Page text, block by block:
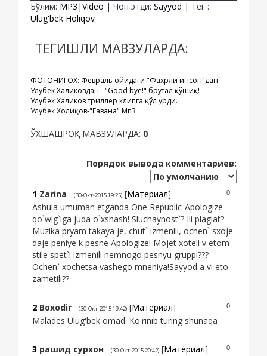
Бўлим: MP3|Video | Чоп этди: Sayyod | Тег :
Ulug'bek Holiqov
ТЕГИШЛИ МАВЗУЛАРДА:
ФОТОНИГОХ: Февраль ойидаги "Фахрли инсон"дан
Улуғбек Халиковдан - "Good bye!" брутал қўшиқ!
Улуғбек Халиков триллер клипга қўл урди.
Улуғбек Холиқов-"Гавана" Мп3
ЎХШАШРОҚ МАВЗУЛАРДА: 0
Порядок вывода комментариев:
0
1 Zarina (30-Окт-2015 19:25) [Материал]
Ashula umuman etganda One Republic-Apologize
qo`wig`iga juda o`xshash! Sluchaynost`? Ili plagiat?
Muzika pryam takaya je, chut` izmenili, ochen` sxoje
daje peniye k pesne Apologize! Mojet xoteli v etom
stile spet`i izmenili nemnogo pesnyu gruppi???
Ochen` xochetsa vashego mneniya!Sayyod a vi eto
zametili??
0
2 Boxodir (30-Окт-2015 19:42) [Материал]
Malades Ulug'bek omad. Ko'rinib turing shunaqa
0
3 рашид сурхон (30-Окт-2015 20:42) [Материал]